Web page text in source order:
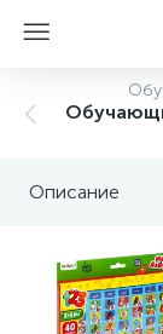
Описание